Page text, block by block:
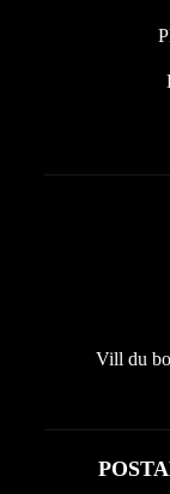
Vill du